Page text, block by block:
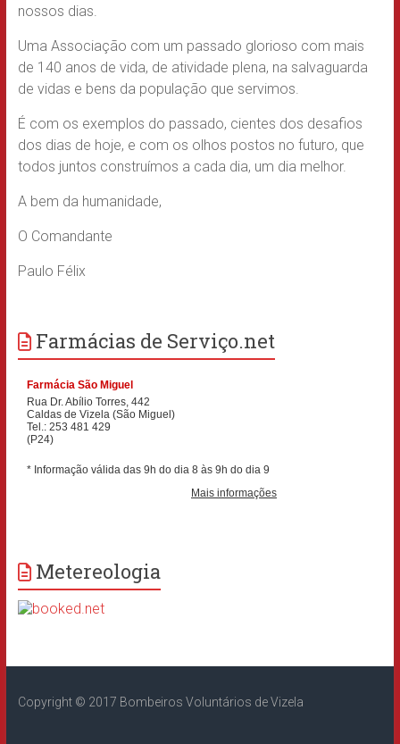
nossos dias.
Uma Associação com um passado glorioso com mais
de 140 anos de vida, de atividade plena, na salvaguarda
de vidas e bens da população que servimos.
É com os exemplos do passado, cientes dos desafios
dos dias de hoje, e com os olhos postos no futuro, que
todos juntos construímos a cada dia, um dia melhor.
A bem da humanidade,
O Comandante
Paulo Félix
Farmácias de Serviço.net
Metereologia
Copyright © 2017 Bombeiros Voluntários de Vizela